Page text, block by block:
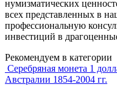
нумизматических
всех представленных в
профессиональную
инвестиций в
Рекомендуем в категории
Серебряная монета 1
Австралии 1854-2004 гг.